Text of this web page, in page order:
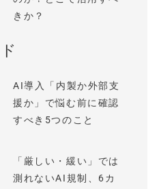
きか？
AI導入「内製か外部支
援か」で悩む前に確認
すべき5つのこと
「厳しい・緩い」では
測れないAI規制、6カ